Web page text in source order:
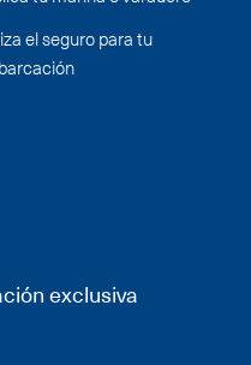
exclusiva
el seguro para tu